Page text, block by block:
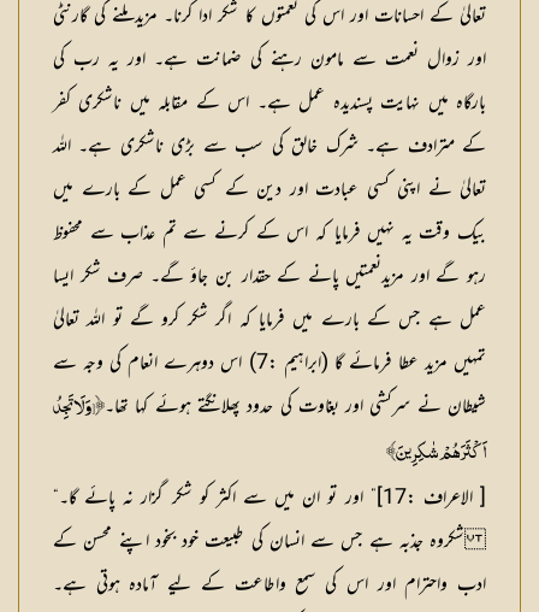
تعالیٰ کے احسانات اور اس کی نعمتوں کا شکر ادا کرنا۔ مزید ملنے کی گارنٹی
اور زوال نعمت سے مامون رہنے کی ضمانت ہے۔ اور یہ رب کی
بارگاہ میں نہایت پسندیدہ عمل ہے۔ اس کے مقابلہ میں ناشکری کفر
کے مترادف ہے۔ شرک خالق کی سب سے بڑی ناشکری ہے۔ اللہ
تعالیٰ نے اپنی کسی عبادت اور دین کے کسی عمل کے بارے میں
بیک وقت یہ نہیں فرمایا کہ اس کے کرنے سے تم عذاب سے محفوظ
رہو گے اور مزیدنعمتیں پانے کے حقدار بن جاؤ گے۔ صرف شکر ایسا
عمل ہے جس کے بارے میں فرمایا کہ اگر شکر کرو گے تو اللہ تعالیٰ
تمہیں مزید عطا فرمائے گا (ابراہیم :7) اس دوہرے انعام کی وجہ سے
شیطان نے سرکشی اور بغاوت کی حدود پھلانگتے ہوئے کہا تھا۔﴿[وَلَاتَجِدُ
اَکْثَرَھُمْ شٰکِرِینَ﴾
[ الاعراف :17]” اور تو ان میں سے اکثر کو شکر گزار نہ پائے گا۔“
شکروہ جذبہ ہے جس سے انسان کی طبیعت خود بخود اپنے محسن کے
ادب واحترام اور اس کی سمع واطاعت کے لیے آمادہ ہوتی ہے۔